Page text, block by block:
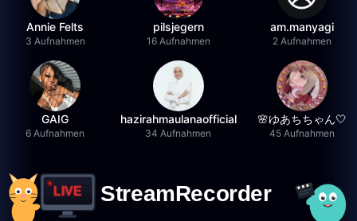
Annie Felts
3 Aufnahmen
pilsjegern
16 Aufnahmen
am.manyagi
2 Aufnahmen
GAIG
6 Aufnahmen
hazirahmaulanaofficial
34 Aufnahmen
🌸ゆあちちゃん🤍
45 Aufnahmen